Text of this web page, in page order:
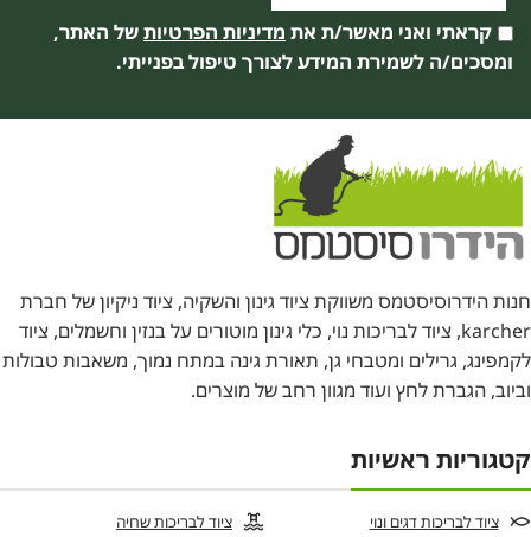
קראתי ואני מאשר/ת את מדיניות הפרטיות של האתר,
ומסכים/ה לשמירת המידע לצורך טיפול בפנייתי.
חנות הידרוסיסטמס משווקת ציוד גינון והשקיה, ציוד ניקיון של חברת
karcher, ציוד לבריכות נוי, כלי גינון מוטורים על בנזין וחשמלים, ציוד
לקמפינג, גרילים ומטבחי גן, תאורת גינה במתח נמוך, משאבות טבולות
וביוב, הגברת לחץ ועוד מגוון רחב של מוצרים.
קטגוריות ראשיות
ציוד לבריכות דגים ונוי
ציוד לבריכות שחיה